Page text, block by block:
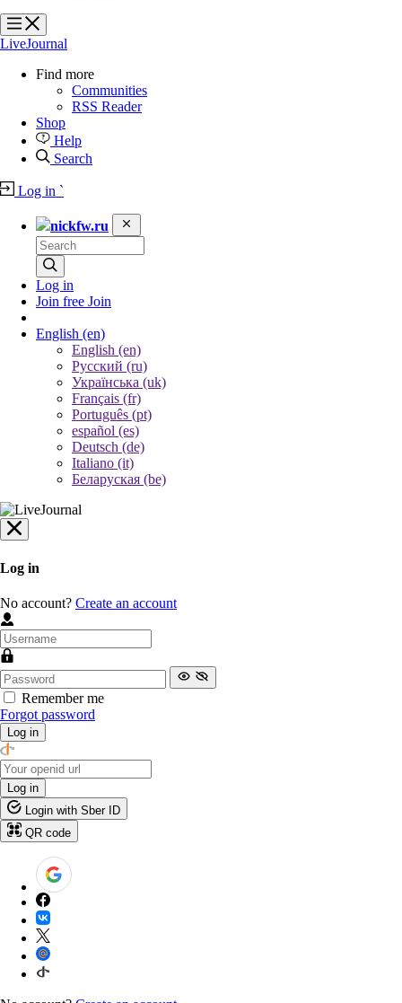
?
?
LiveJournal
Find more
Communities
RSS Reader
Shop
Help
Search
Log in `
nickfw.ru
Log in
Join free Join
English (en)
English (en)
Русский (ru)
Українська (uk)
Français (fr)
Português (pt)
español (es)
Deutsch (de)
Italiano (it)
Беларуская (be)
Log in
No account? Create an account
Remember me
Forgot password
Log in
Log in
Login with Sber ID
QR code